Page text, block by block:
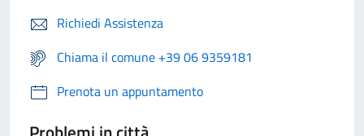
Richiedi Assistenza
Chiama il comune +39 06 9359181
Prenota un appuntamento